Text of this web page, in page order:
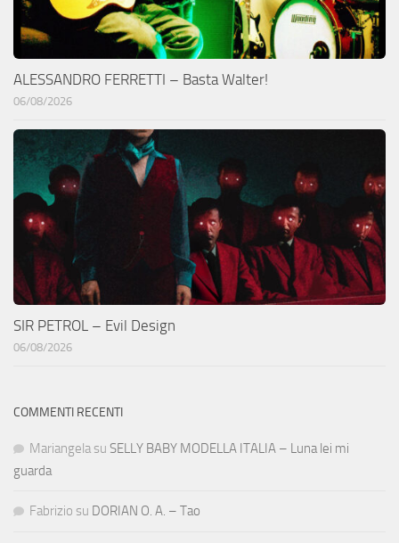
ALESSANDRO FERRETTI – Basta Walter!
06/08/2026
SIR PETROL – Evil Design
06/08/2026
COMMENTI RECENTI
Mariangela su SELLY BABY MODELLA ITALIA – Luna lei mi
guarda
Fabrizio su DORIAN O. A. – Tao